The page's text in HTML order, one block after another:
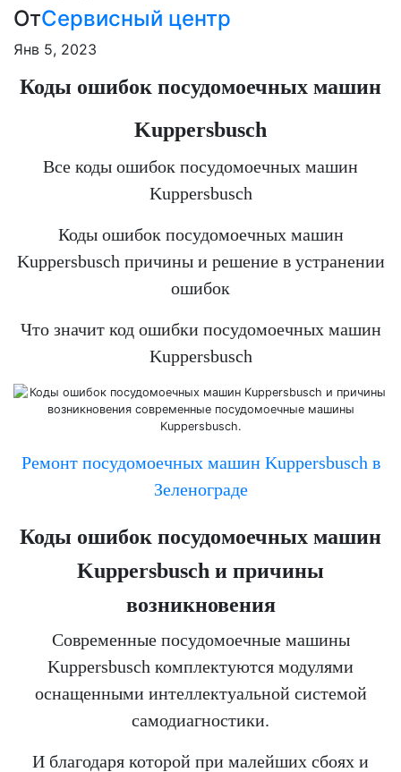
ОтСервисный центр
Янв 5, 2023
Коды ошибок посудомоечных машин
Kuppersbusch
Все коды ошибок посудомоечных машин
Kuppersbusch
Коды ошибок посудомоечных машин
Kuppersbusch причины и решение в устранении
ошибок
Что значит код ошибки посудомоечных машин
Kuppersbusch
Ремонт посудомоечных машин Kuppersbusch в
Зеленограде
Коды ошибок посудомоечных машин
Kuppersbusch и причины
возникновения
Современные посудомоечные машины
Kuppersbusch комплектуются модулями
оснащенными интеллектуальной системой
самодиагностики.
И благодаря которой при малейших сбоях и